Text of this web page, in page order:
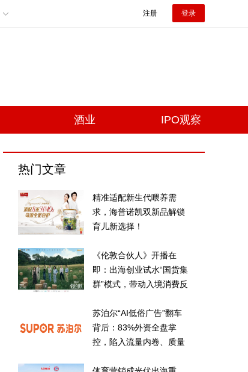
注册 登录
酒业 IPO观察
热门文章
精准适配新生代喂养需
求，海普诺凯双新品解锁
育儿新选择！
《伦敦合伙人》开播在
即：出海创业试水“国货集
群”模式，带动入境消费反
苏泊尔“AI低俗广告”翻车
背后：83%外资全盘掌
控，陷入流量内卷、质量